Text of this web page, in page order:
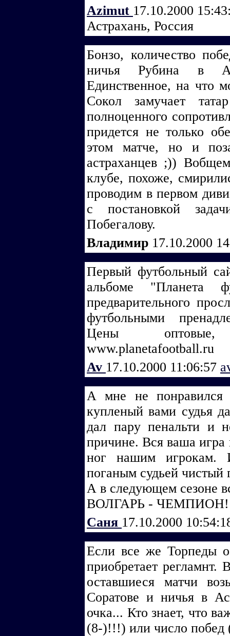
Azimut 17.10.2000
Астрахань, Россия
Бонзо, количество
ничья Рубина в
Единственное, на что
Сокол замучает
полноценного
придется не только
этом матче, но и
астраханцев ;))
клубе, похоже,
проводим в первом
с постановкой
Побегалову.
Владимир 17.10.2000
Первый футбольный
альбоме "Планета
предварительного
футбольными
Цены оптовые,
www.planetafootball.ru
Av 17.10.2000 11:06:57
А мне не
купленый вами судья
дал пару пенальти и
причине. Вся ваша игра
ног нашим игрокам.
поганым судьей чистый
А в следующем сезоне
ВОЛГАРЬ -
Саня 17.10.2000
Если все же Торпеды
приобретает
оставшиеся матчи
Соратове и ничья в
очка... Кто знает, что
(8-)!!!) или число побед